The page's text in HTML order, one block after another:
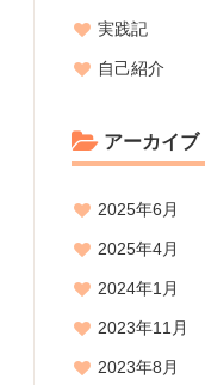
実践記
自己紹介
アーカイブ
2025年6月
2025年4月
2024年1月
2023年11月
2023年8月